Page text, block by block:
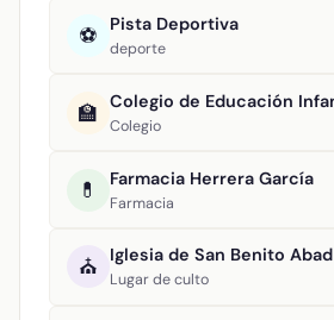
⚽ Pista Deportiva
deporte
🏫 Colegio
💊 Farmacia Herrera García
Farmacia
⛪ Iglesia de San Benito Abad
Lugar de culto